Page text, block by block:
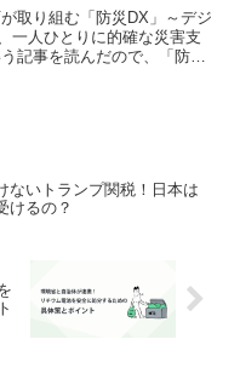
取り組む「防災DX」～デジ
一人ひとりに的確な災害支
記事を読んだので、「防災
ないトランプ関税！日本は
けるの？